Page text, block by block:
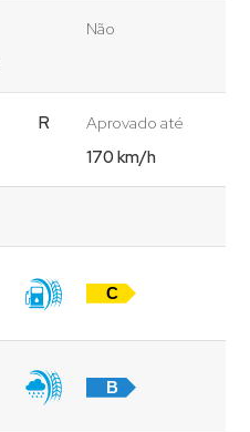
Não
R
Aprovado até
170 km/h
C
B